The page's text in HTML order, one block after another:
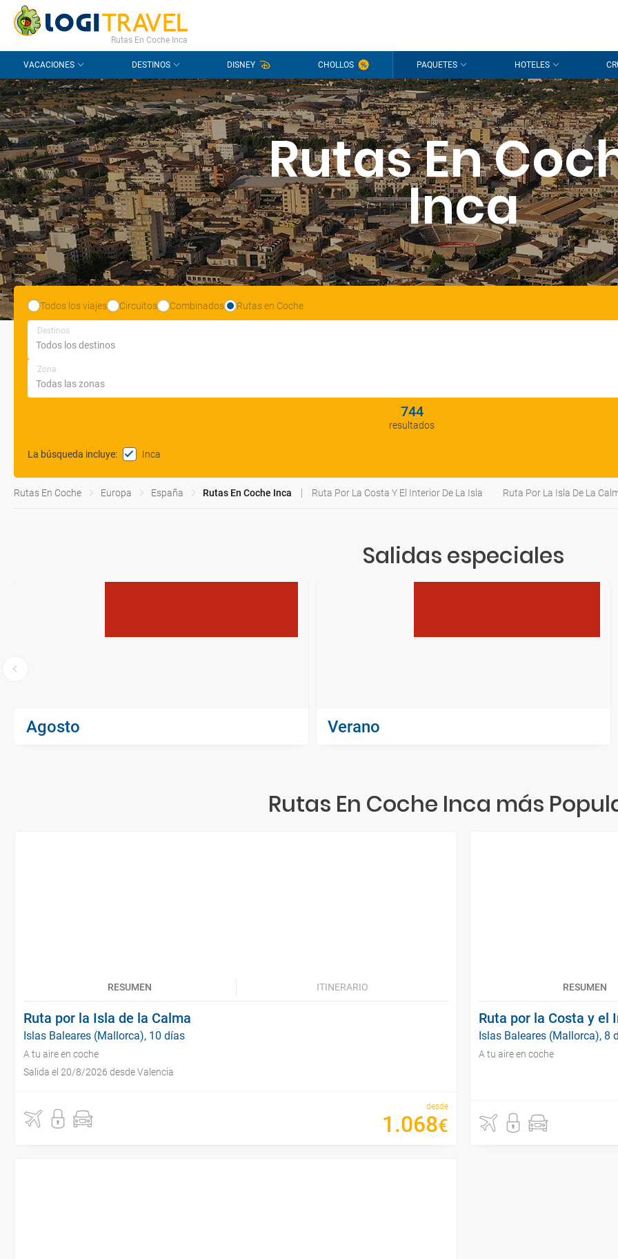
CONTACTO PREGUNTAS FRECUENTES
Rutas En Coche Inca
VACACIONES DESTINOS DISNEY CHOLLOS PAQUETES HOTELES
Rutas En
Inca
Todos los viajes Circuitos Combinados Rutas en Coche
Destinos
Zona
744
resultados
La búsqueda incluye: Inca
Rutas En Coche Europa España Rutas En Coche Inca Ruta Por La Costa Y El Interior De La Isla Ruta Por La Isla De La
Salidas especiales
Agosto Verano
Rutas En Coche Inca más
RESUMEN ITINERARIO
Ruta por la Isla de la Calma
Islas Baleares (Mallorca), 10 días
A tu aire en coche
Salida el 20/8/2026 desde Valencia
desde
1 .068€
RESUMEN
Ruta por la Costa y el
Islas Baleares (Mallorca), 8
A tu aire en coche